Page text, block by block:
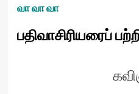
வா வா வா
பதிவாசிரியரைப்